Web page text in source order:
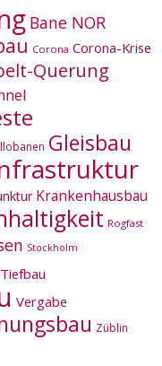
Bane NOR
Corona Corona-Krise
Querung
Gleisbau
Krankenhausbau
Rogfast
Stockholm
Tiefbau
Vergabe
Züblin